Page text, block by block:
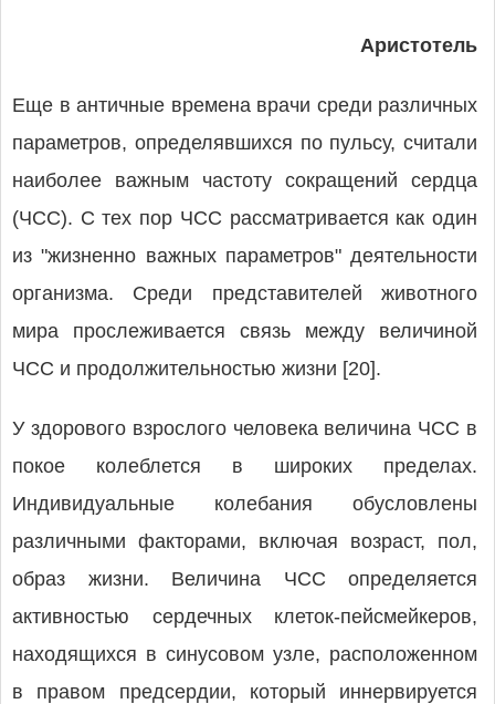
Аристотель
Еще в античные времена врачи среди различных
параметров, определявшихся по пульсу, считали
наиболее важным частоту сокращений сердца
(ЧСС). С тех пор ЧСС рассматривается как один
из "жизненно важных параметров" деятельности
организма. Среди представителей животного
мира прослеживается связь между величиной
ЧСС и продолжительностью жизни [20].
У здорового взрослого человека величина ЧСС в
покое колеблется в широких пределах.
Индивидуальные колебания обусловлены
различными факторами, включая возраст, пол,
образ жизни. Величина ЧСС определяется
активностью сердечных клеток-пейсмейкеров,
находящихся в синусовом узле, расположенном
в правом предсердии, который иннервируется